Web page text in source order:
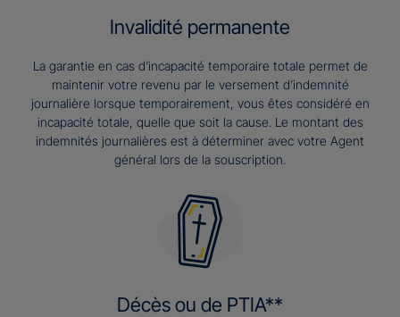
Invalidité permanente
La garantie en cas d’incapacité temporaire totale permet de
maintenir votre revenu par le versement d’indemnité
journalière lorsque temporairement, vous êtes considéré en
incapacité totale, quelle que soit la cause. Le montant des
indemnités journalières est à déterminer avec votre Agent
général lors de la souscription.
Décès ou de PTIA**